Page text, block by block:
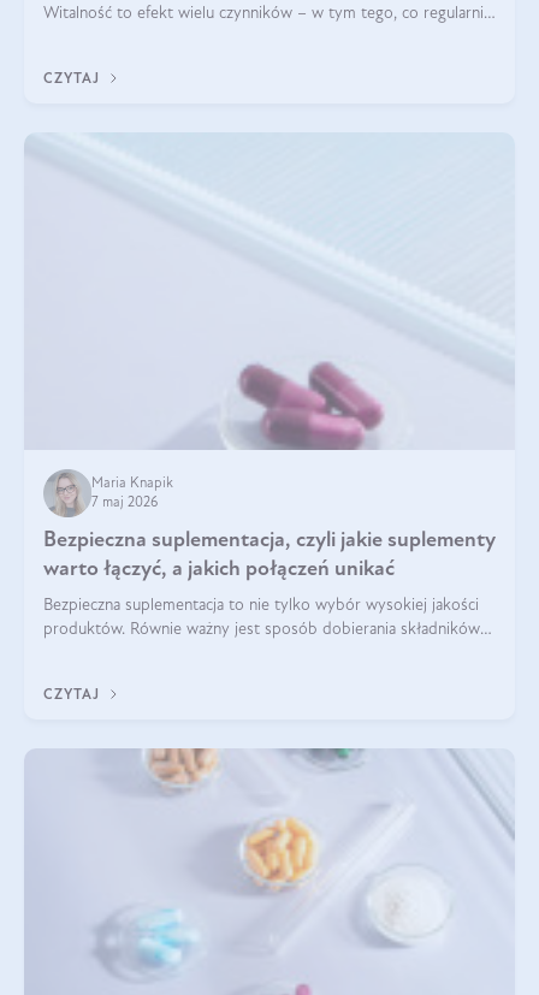
Witalność to efekt wielu czynników – w tym tego, co regularnie
CZYTAJ
Maria Knapik
7 maj 2026
Bezpieczna suplementacja, czyli jakie suplementy
warto łączyć, a jakich połączeń unikać
Bezpieczna suplementacja to nie tylko wybór wysokiej jakości
produktów. Równie ważny jest sposób dobierania składników
CZYTAJ